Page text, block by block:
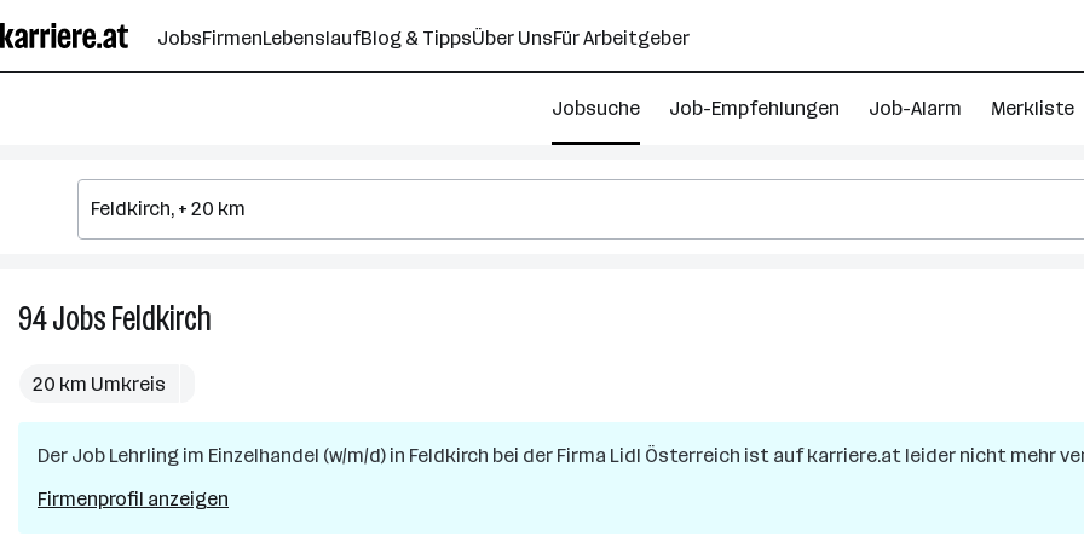
Seiteninhalt
springen
JobsFirmenLebenslaufBlog & TippsÜber UnsFür Arbeitgeber
Jobsuche Job-Empfehlungen Job-Alarm Merkliste
94JobsFeldkirch
20 km Umkreis
Der Job Lehrling im Einzelhandel (w/m/d) in Feldkirch bei der Firma Lidl Österreich ist auf karriere.at leider nicht mehr
Firmenprofil anzeigen